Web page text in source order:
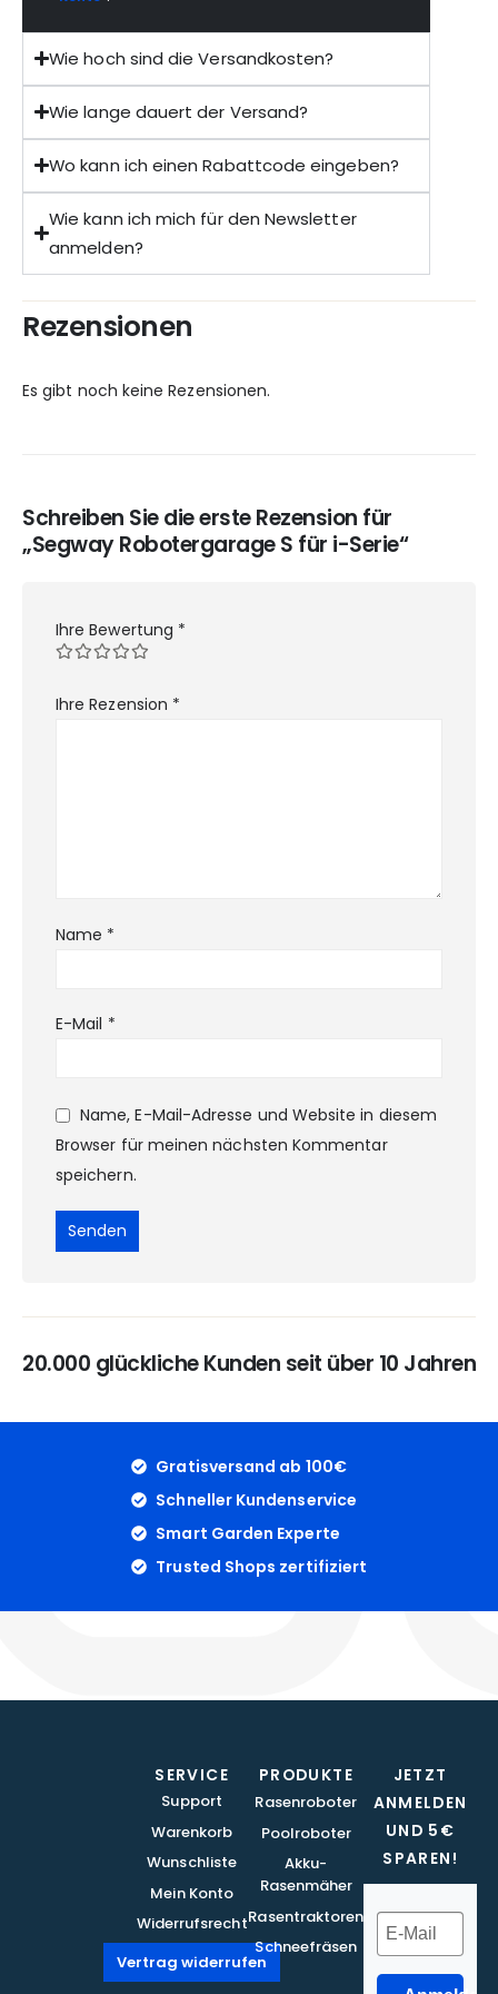
Wie hoch sind die Versandkosten?
Wie lange dauert der Versand?
Wo kann ich einen Rabattcode eingeben?
Wie kann ich mich für den Newsletter
anmelden?
Rezensionen
Es gibt noch keine Rezensionen.
Schreiben Sie die erste Rezension für
„Segway Robotergarage S für i-Serie“
Ihre Bewertung *
Ihre Rezension *
Name *
E-Mail *
Name, E-Mail-Adresse und Website in diesem
Browser für meinen nächsten Kommentar
speichern.
20.000 glückliche Kunden seit über 10 Jahren
Gratisversand ab 100€
Schneller Kundenservice
Smart Garden Experte
Trusted Shops zertifiziert
JETZT
ANMELDEN
UND 5€
SPAREN!
SERVICE
Support
Warenkorb
Wunschliste
Mein Konto
Widerrufsrecht
Vertrag widerrufen
PRODUKTE
Rasenroboter
Poolroboter
Akku-
Rasenmäher
Rasentraktoren
Schneefräsen